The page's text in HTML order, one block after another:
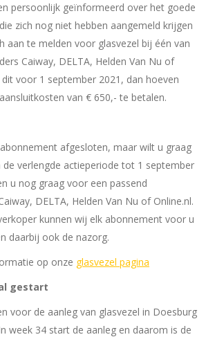
persoonlijk geïnformeerd over het goede
zich nog niet hebben aangemeld krijgen
aan te melden voor glasvezel bij één van
Caiway, DELTA, Helden Van Nu of
voor 1 september 2021, dan hoeven
van € 650,- te betalen.
afgesloten, maar wilt u graag
de verlengde actieperiode tot 1 september
u nog graag voor een passend
DELTA, Helden Van Nu of Online.nl.
kunnen wij elk abonnement voor u
daarbij ook de nazorg.
op onze glasvezel pagina
gestart
voor de aanleg van glasvezel in Doesburg
week 34 start de aanleg en daarom is de